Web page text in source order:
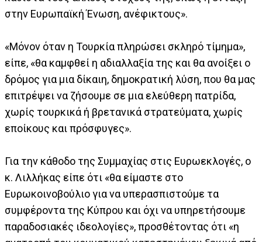
στην Ευρωπαϊκή Ένωση, ανέφικτους».
«Μόνον όταν η Τουρκία πληρώσει σκληρό τίμημα»,
είπε, «θα καμφθεί η αδιαλλαξία της και θα ανοίξει ο
δρόμος για μια δίκαιη, δημοκρατική λύση, που θα μας
επιτρέψει να ζήσουμε σε μια ελεύθερη πατρίδα,
χωρίς τουρκικά ή βρετανικά στρατεύματα, χωρίς
εποίκους και πρόσφυγες».
Για την κάθοδο της Συμμαχίας στις Ευρωεκλογές, ο
κ. Λιλλήκας είπε ότι «θα είμαστε στο
Ευρωκοινοβούλιο για να υπερασπιστούμε τα
συμφέροντα της Κύπρου και όχι να υπηρετήσουμε
παραδοσιακές ιδεολογίες», προσθέτοντας ότι «η